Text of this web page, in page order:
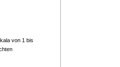
von 1 bis